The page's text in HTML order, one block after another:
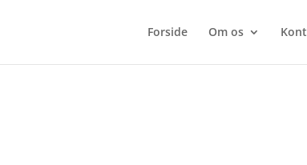
Forside Om os